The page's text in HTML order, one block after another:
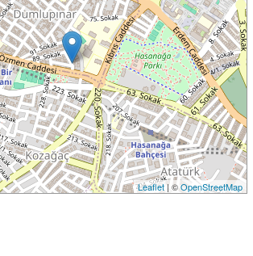
Leaflet| ©OpenStreetMap